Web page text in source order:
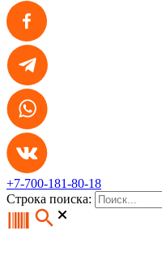
+7-700-181-80-18
Строка поиска: